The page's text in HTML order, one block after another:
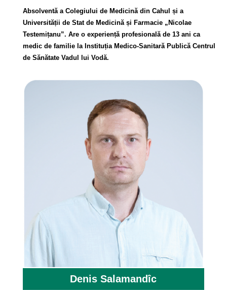
Absolventă a Colegiului de Medicină din Cahul și a
Universității de Stat de Medicină și Farmacie „Nicolae
Testemițanu”. Are o experiență profesională de 13 ani ca
medic de familie la Instituția Medico-Sanitară Publică Centrul
de Sănătate Vadul lui Vodă.
Denis Salamandîc